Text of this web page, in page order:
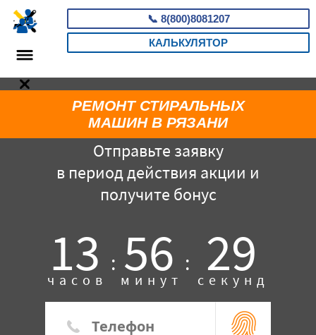
📞 8(800)8081207
КАЛЬКУЛЯТОР
Отправьте заявку
в период действия акции и
получите бонус
13 :
часов 56 :
минут 29
секунд
РЕМОНТ СТИРАЛЬНЫХ
МАШИН В РЯЗАНИ